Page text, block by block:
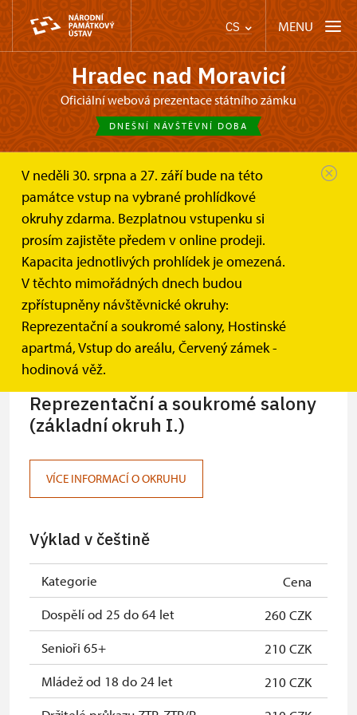
CS MENU
Hradec nad Moravicí
oficiální webová prezentace státního zámku
DNEŠNÍ NÁVŠTĚVNÍ DOBA
V neděli 30. srpna a 27. září bude na této
památce vstup na vybrané prohlídkové
okruhy zdarma. Bezplatnou vstupenku si
prosím zajistěte předem v online prodeji.
Kapacita jednotlivých prohlídek je omezená.
V těchto mimořádných dnech budou
zpřístupněny návštěvnické okruhy:
Reprezentační a soukromé salony, Hostinské
apartmá, Vstup do areálu, Červený zámek -
hodinová věž.
Zámek Hradec nad Moravicí
Informace pro návštěvníky
Vstupné
Vstupné
Platební metody:
Platební karty
Hotovost
Reprezentační a soukromé salony
(základní okruh I.)
VÍCE INFORMACÍ O OKRUHU
Výklad v češtině
Kategorie
Cena
Dospělí od 25 do 64 let
260 CZK
Senioři 65+
210 CZK
Mládež od 18 do 24 let
210 CZK